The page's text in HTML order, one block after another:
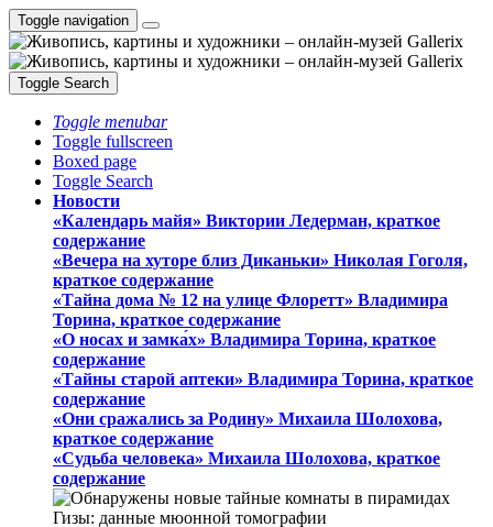
Toggle navigation
Toggle Search
Toggle menubar
Toggle fullscreen
Boxed page
Toggle Search
Новости
«Календарь майя» Виктории Ледерман, краткое
содержание
«Вечера на хуторе близ Диканьки» Николая Гоголя,
краткое содержание
«Тайна дома № 12 на улице Флоретт» Владимира
Торина, краткое содержание
«О носах и замка́х» Владимира Торина, краткое
содержание
«Тайны старой аптеки» Владимира Торина, краткое
содержание
«Они сражались за Родину» Михаила Шолохова,
краткое содержание
«Судьба человека» Михаила Шолохова, краткое
содержание